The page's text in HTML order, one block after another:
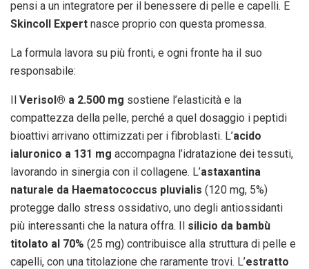
pensi a un integratore per il benessere di pelle e capelli. E
Skincoll Expert nasce proprio con questa promessa.
La formula lavora su più fronti, e ogni fronte ha il suo
responsabile:
Il Verisol® a 2.500 mg sostiene l’elasticità e la
compattezza della pelle, perché a quel dosaggio i peptidi
bioattivi arrivano ottimizzati per i fibroblasti. L’acido
ialuronico a 131 mg accompagna l’idratazione dei tessuti,
lavorando in sinergia con il collagene. L’astaxantina
naturale da Haematococcus pluvialis (120 mg, 5%)
protegge dallo stress ossidativo, uno degli antiossidanti
più interessanti che la natura offra. Il silicio da bambù
titolato al 70% (25 mg) contribuisce alla struttura di pelle e
capelli, con una titolazione che raramente trovi. L’estratto